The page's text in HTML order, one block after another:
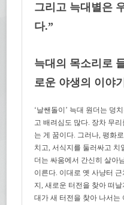
그리고 늑대별은
다.”
늑대의 목소리로
로운 야생의 이야
‘날쌘돌이’ 늑대 원더는 덩
고 배려심도 많다. 장차 무
는 게 꿈이다. 그러나, 평화
치고, 서식지를 둘러싸고 치
더는 싸움에서 간신히 살아
이른다. 이대로 옛 사냥터
지, 새로운 터전을 찾아 떠
대가 새 터전을 찾아 나서는